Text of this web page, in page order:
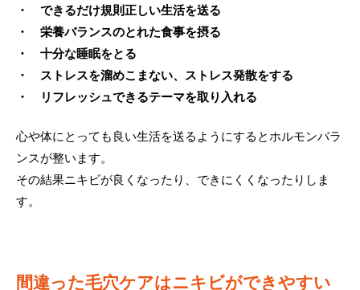
・ できるだけ規則正しい生活を送る
・ 栄養バランスのとれた食事を摂る
・ 十分な睡眠をとる
・ ストレスを溜めこまない、ストレス発散をする
・ リフレッシュできるテーマを取り入れる
心や体にとっても良い生活を送るようにするとホルモンバラ
ンスが整います。
その結果ニキビが良くなったり、できにくくなったりしま
す。
間違った毛穴ケアはニキビができやすい